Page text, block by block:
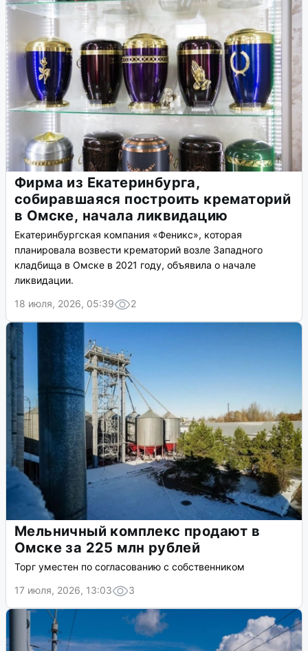
Фирма из Екатеринбурга,
собиравшаяся построить крематорий
в Омске, начала ликвидацию
Екатеринбургская компания «Феникс», которая
планировала возвести крематорий возле Западного
кладбища в Омске в 2021 году, объявила о начале
ликвидации.
18 июля, 2026, 05:39
2
Мельничный комплекс продают в
Омске за 225 млн рублей
Торг уместен по согласованию с собственником
17 июля, 2026, 13:03
3